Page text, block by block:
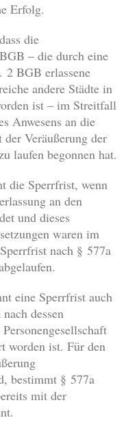
Erfolg.
die
– die durch eine
2 BGB erlassene
andere Städte in
ist – im Streitfall
Anwesens an die
Veräußerung der
laufen begonnen hat.
die Sperrfrist, wenn
an den
und dieses
waren im
nach § 577a
eine Sperrfrist auch
dessen
worden ist. Für den
bestimmt § 577a
mit der